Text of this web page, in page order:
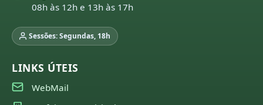
08h às 12h e 13h às 17h
Sessões: Segundas, 18h
LINKS ÚTEIS
WebMail